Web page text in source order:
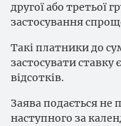
другої або третьої
застосування
Такі платники до
застосувати ставку
відсотків.
Заява подається не
наступного за